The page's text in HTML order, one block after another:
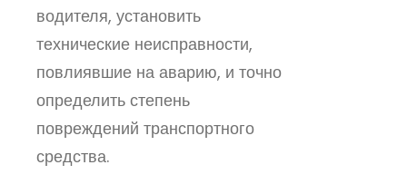
водителя, установить
технические неисправности,
повлиявшие на аварию, и точно
определить степень
повреждений транспортного
средства.